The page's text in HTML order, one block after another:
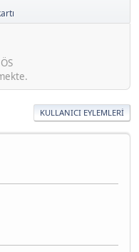
KULLANICI EYLEMLERI